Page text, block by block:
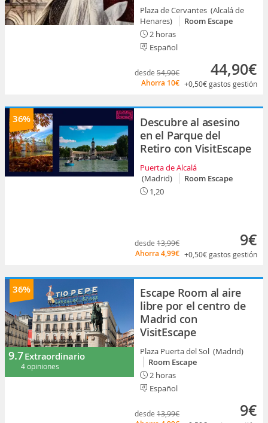
Plaza de Cervantes (Alcalá de
Henares)
Room Escape
2 horas
Español
desde 54,90€
Ahorra 10€
44,90€
+0,50€gastos gestión
36%
Descubre al asesino
en el Parque del
Retiro con VisitEscape
Puerta de Alcalá
(Madrid)
Room Escape
1,20
desde 13,99€
Ahorra 4,99€
9€
+0,50€gastos gestión
36%
9.7Extraordinario
4 opiniones
Escape Room al aire
libre por el centro de
Madrid con
VisitEscape
Plaza Puerta del Sol (Madrid)
Room Escape
2 horas
Español
desde 13,99€ 9€